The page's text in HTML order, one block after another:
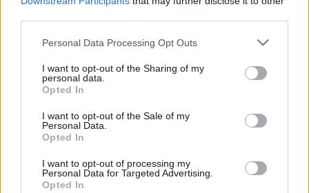
Personal Data Processing Opt Outs
I want to opt-out of the Sharing of my
personal data.
Opted In
I want to opt-out of the Sale of my
Personal Data.
Opted In
I want to opt-out of processing my
Personal Data for Targeted Advertising.
Opted In
υπαίθρια μπανιέρα (Βίντεο)
Αποδέχομαι τους
και την πολιτική απορρήτου